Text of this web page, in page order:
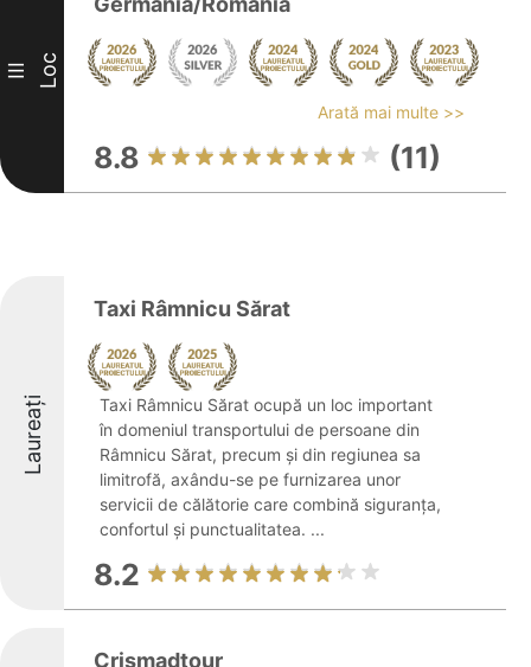
III Loc
Arată mai multe >>
8.8 (11)
Laureați
Taxi Râmnicu Sărat
Taxi Râmnicu Sărat ocupă un loc important
în domeniul transportului de persoane din
Râmnicu Sărat, precum și din regiunea sa
limitrofă, axându-se pe furnizarea unor
servicii de călătorie care combină siguranța,
confortul și punctualitatea. ...
8.2
Crismadtour